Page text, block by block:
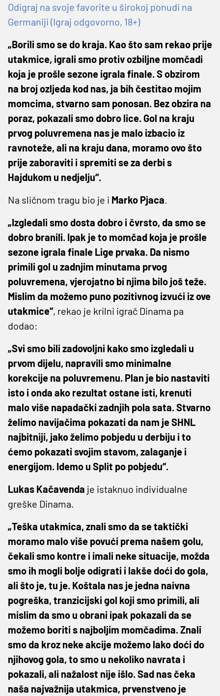
Odigraj na svoje favorite u širokoj ponudi na
Germaniji (Igraj odgovorno, 18+)
„Borili smo se do kraja. Kao što sam rekao prije
utakmice, igrali smo protiv ozbiljne momčadi
koja je prošle sezone igrala finale. S obzirom
na broj ozljeda kod nas, ja bih čestitao mojim
momcima, stvarno sam ponosan. Bez obzira na
poraz, pokazali smo dobro lice. Gol na kraju
prvog poluvremena nas je malo izbacio iz
ravnoteže, ali na kraju dana, moramo ovo što
prije zaboraviti i spremiti se za derbi s
Hajdukom u nedjelju“.
Na sličnom tragu bio je i Marko Pjaca.
„Izgledali smo dosta dobro i čvrsto, da smo se
dobro branili. Ipak je to momčad koja je prošle
sezone igrala finale Lige prvaka. Da nismo
primili gol u zadnjim minutama prvog
poluvremena, vjerojatno bi njima bilo još teže.
Mislim da možemo puno pozitivnog izvući iz ove
utakmice“, rekao je krilni igrač Dinama pa
dodao:
„Svi smo bili zadovoljni kako smo izgledali u
prvom dijelu, napravili smo minimalne
korekcije na poluvremenu. Plan je bio nastaviti
isto i onda ako rezultat ostane isti, krenuti
malo više napadački zadnjih pola sata. Stvarno
želimo navijačima pokazati da nam je SHNL
najbitniji, jako želimo pobjedu u derbiju i to
ćemo pokazati svojim stavom, zalaganje i
energijom. Idemo u Split po pobjedu“.
Lukas Kačavenda je istaknuo individualne
greške Dinama.
„Teška utakmica, znali smo da se taktički
moramo malo više povući prema našem golu,
čekali smo kontre i imali neke situacije, možda
smo ih mogli bolje odigrati i lakše doći do gola,
ali što je, tu je. Koštala nas je jedna naivna
pogreška, tranzicijski gol koji smo primili, ali
mislim da smo u obrani ipak pokazali da se
možemo boriti s najboljim momčadima. Znali
smo da kroz neke akcije možemo lako doći do
njihovog gola, to smo u nekoliko navrata i
pokazali, ali nažalost nije išlo. Sad nas čeka
naša najvažnija utakmica, prvenstveno je